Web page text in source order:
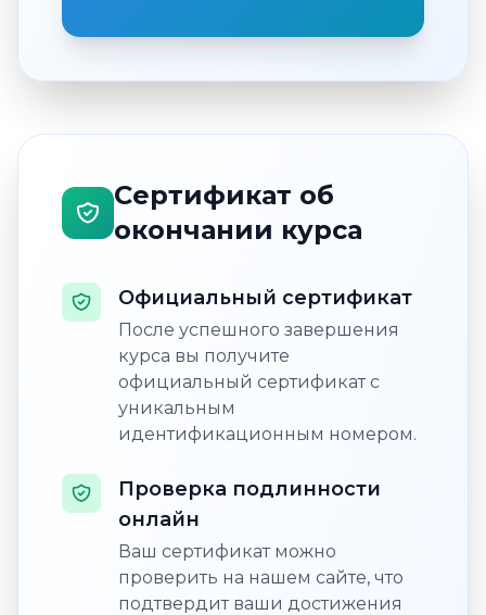
Сертификат об
окончании курса
Официальный сертификат
После успешного завершения
курса вы получите
официальный сертификат с
уникальным
идентификационным номером.
Проверка подлинности
онлайн
Ваш сертификат можно
проверить на нашем сайте, что
подтвердит ваши достижения